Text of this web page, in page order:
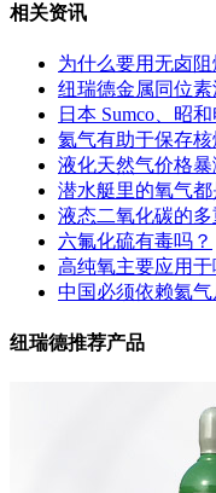
相关资讯
为什么要用无卤阻
纽瑞德金属同位素
日本 Sumco、昭
氦气有助于保存
液化天然气价格
潜水艇里的氧气都
液态二氧化碳的
六氟化硫有毒吗？
高纯氧主要应用于
中国必须依赖氦
纽瑞德推荐产品